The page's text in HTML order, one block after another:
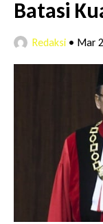
Lakukan
Muhammad
Perkuat
Hakim
Angkutan
Batasi
Redaksi • Mar